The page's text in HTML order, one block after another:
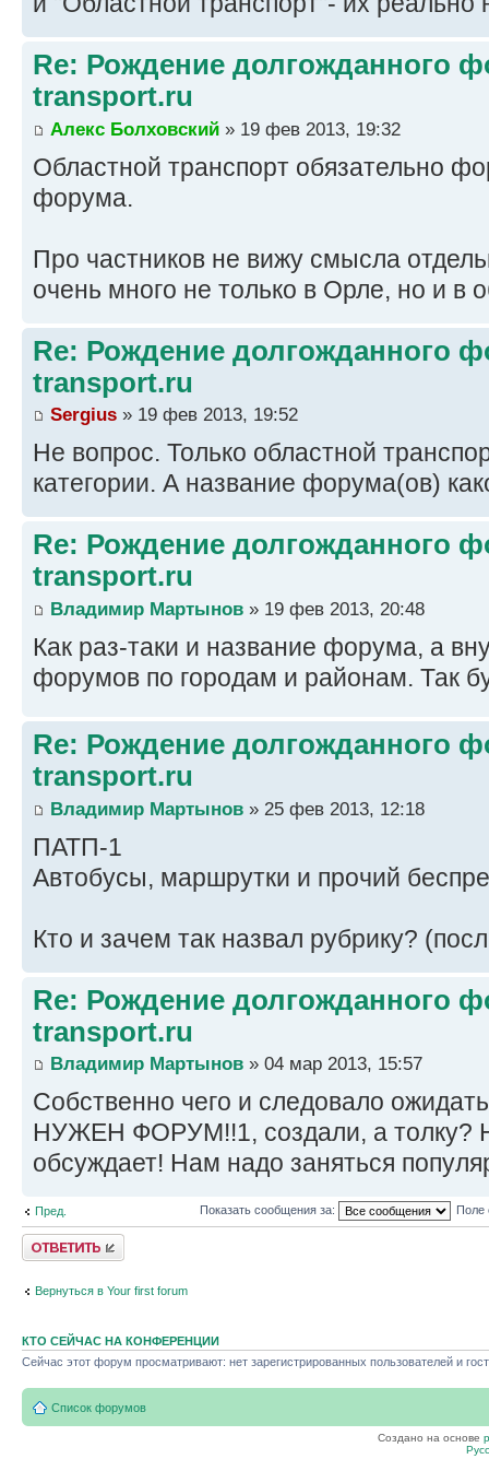
Re: Рождение долгожданного
transport.ru
Алекс Болховский » 19 фев 2013, 19:32
Областной транспорт обязательно
форума.
Про частников не вижу смысла
очень много не только в Орле, но и в
Re: Рождение долгожданного
transport.ru
Sergius » 19 фев 2013, 19:52
Не вопрос. Только областной
категории. А название форума(ов)
Re: Рождение долгожданного
transport.ru
Владимир Мартынов » 19 фев 2013, 20:48
Как раз-таки и название форума, а
форумов по городам и районам. Так
Re: Рождение долгожданного
transport.ru
Владимир Мартынов » 25 фев 2013, 12:18
ПАТП-1
Автобусы, маршрутки и прочий
Кто и зачем так назвал рубрику?
Re: Рождение долгожданного
transport.ru
Владимир Мартынов » 04 мар 2013, 15:57
Собственно чего и следовало
НУЖЕН ФОРУМ!!1, создали, а толку?
обсуждает! Нам надо заняться
Пред. Показать сообщения за: Поле
Ответить
Вернуться в Your first forum
КТО СЕЙЧАС НА КОНФЕРЕНЦИИ
Сейчас этот форум просматривают: нет зарегистрированных пользователей и
Список форумов
Создано на основе